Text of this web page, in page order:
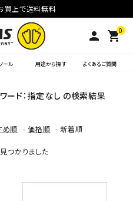
買上で送料無料
person 0
shopping_cart
ール 用途から探す よくあるご質問
ード：指定なし の検索結果
め順 -価格順 -新着順
つかりました